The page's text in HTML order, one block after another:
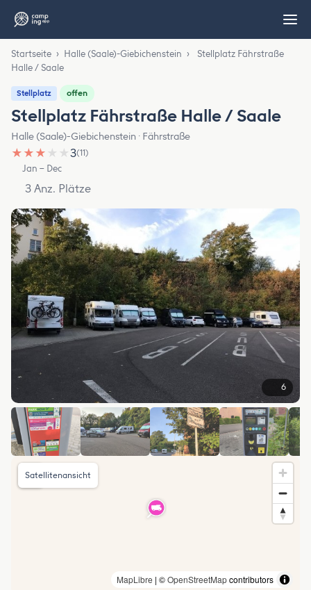
Startseite › Halle (Saale)-Giebichenstein ›
Stellplatz Fährstraße
Halle / Saale
Stellplatz offen
Stellplatz Fährstraße Halle / Saale
Halle (Saale)-Giebichenstein · Fährstraße
★ ★ ★ ★ ★3(11)
Jan – Dec
3 Anz. Plätze
6
MapLibre | ©OpenStreetMapcontributors
Satellitenansicht